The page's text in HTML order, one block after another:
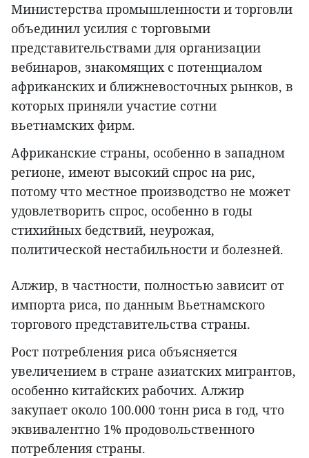
Министерства промышленности и торговли
объединил усилия с торговыми
представительствами для организации
вебинаров, знакомящих с потенциалом
африканских и ближневосточных рынков, в
которых приняли участие сотни
вьетнамских фирм.
Африканские страны, особенно в западном
регионе, имеют высокий спрос на рис,
потому что местное производство не может
удовлетворить спрос, особенно в годы
стихийных бедствий, неурожая,
политической нестабильности и болезней.
Алжир, в частности, полностью зависит от
импорта риса, по данным Вьетнамского
торгового представительства страны.
Рост потребления риса объясняется
увеличением в стране азиатских мигрантов,
особенно китайских рабочих. Алжир
закупает около 100.000 тонн риса в год, что
эквивалентно 1% продовольственного
потребления страны.